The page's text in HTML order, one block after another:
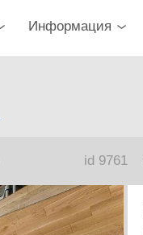
Информация
id 9761